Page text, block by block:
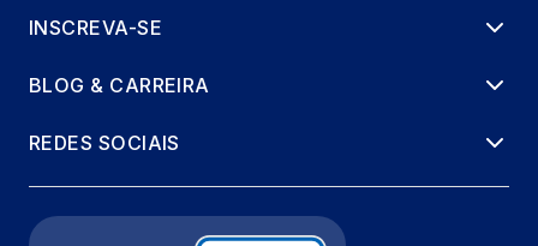
INSCREVA-SE
BLOG & CARREIRA
REDES SOCIAIS